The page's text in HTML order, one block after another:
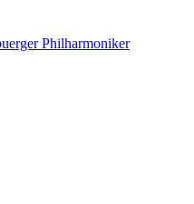
Philharmoniker